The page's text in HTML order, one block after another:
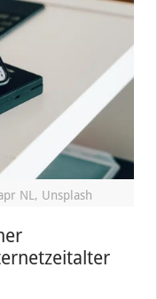
NL, Unsplash